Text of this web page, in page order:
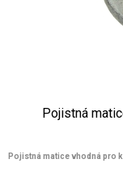
Pojistná
Pojistná matice vhodná pro